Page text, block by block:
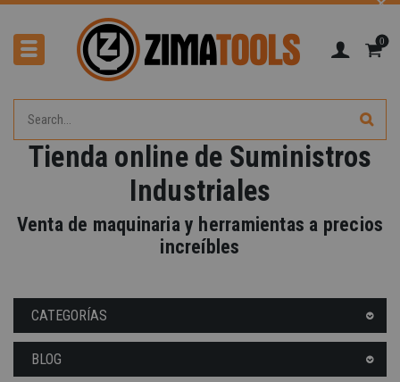
0
Tienda online de Suministros
Industriales
Venta de maquinaria y herramientas a precios
increíbles
CATEGORÍAS
BLOG